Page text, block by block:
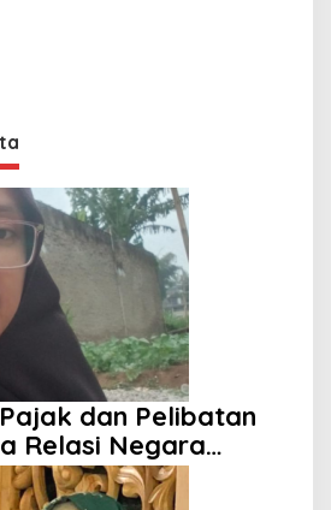
dan Pelibatan
Relasi Negara
Dipertanyakan